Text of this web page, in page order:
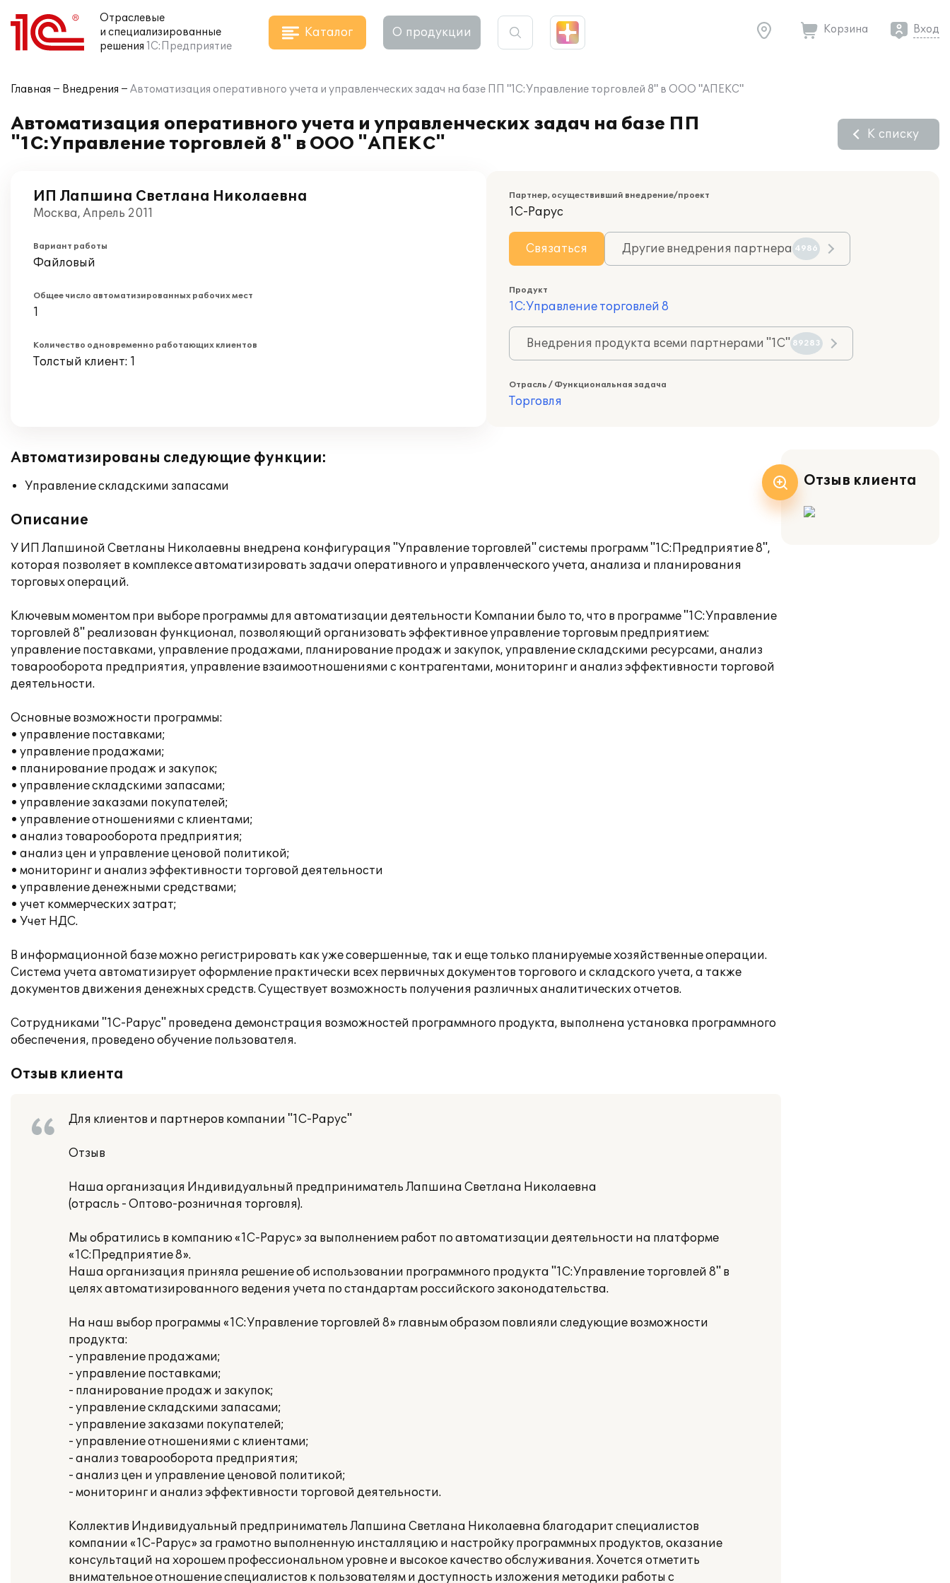
Отраслевые
и специализированные
решения 1С:Предприятие
Каталог О продукции Корзина Вход
Главная Внедрения Автоматизация оперативного учета и управленческих задач на базе ПП "1С:Управление торговлей 8" в ООО "АПЕКС"
Автоматизация оперативного учета и управленческих задач на базе ПП
"1С:Управление торговлей 8" в ООО "АПЕКС"
К списку
ИП Лапшина Светлана Николаевна
Москва, Апрель 2011
Вариант работы
Файловый
Общее число автоматизированных рабочих мест
1
Количество одновременно работающих клиентов
Толстый клиент: 1
Партнер, осуществивший внедрение/проект
1С-Рарус
Связаться Другие внедрения партнера 4986
Продукт
1С:Управление торговлей 8
Внедрения продукта всеми партнерами "1С" 89283
Отрасль / Функциональная задача
Торговля
Автоматизированы следующие функции:
Управление складскими запасами
Описание
У ИП Лапшиной Светланы Николаевны внедрена конфигурация "Управление торговлей" системы программ "1С:Предприятие 8",
которая позволяет в комплексе автоматизировать задачи оперативного и управленческого учета, анализа и планирования
торговых операций.
Ключевым моментом при выборе программы для автоматизации деятельности Компании было то, что в программе "1С:Управление
торговлей 8" реализован функционал, позволяющий организовать эффективное управление торговым предприятием:
управление поставками, управление продажами, планирование продаж и закупок, управление складскими ресурсами, анализ
товарооборота предприятия, управление взаимоотношениями с контрагентами, мониторинг и анализ эффективности торговой
деятельности.
Основные возможности программы:
• управление поставками;
• управление продажами;
• планирование продаж и закупок;
• управление складскими запасами;
• управление заказами покупателей;
• управление отношениями с клиентами;
• анализ товарооборота предприятия;
• анализ цен и управление ценовой политикой;
• мониторинг и анализ эффективности торговой деятельности
• управление денежными средствами;
• учет коммерческих затрат;
• Учет НДС.
В информационной базе можно регистрировать как уже совершенные, так и еще только планируемые хозяйственные операции.
Система учета автоматизирует оформление практически всех первичных документов торгового и складского учета, а также
документов движения денежных средств. Существует возможность получения различных аналитических отчетов.
Сотрудниками "1С-Рарус" проведена демонстрация возможностей программного продукта, выполнена установка программного
обеспечения, проведено обучение пользователя.
Отзыв клиента
Для клиентов и партнеров компании "1С-Рарус"
Отзыв
Наша организация Индивидуальный предприниматель Лапшина Светлана Николаевна
(отрасль - Оптово-розничная торговля).
Мы обратились в компанию «1С-Рарус» за выполнением работ по автоматизации деятельности на платформе
«1С:Предприятие 8».
Наша организация приняла решение об использовании программного продукта "1С:Управление торговлей 8" в
целях автоматизированного ведения учета по стандартам российского законодательства.
На наш выбор программы «1С:Управление торговлей 8» главным образом повлияли следующие возможности
продукта:
- управление продажами;
- управление поставками;
- планирование продаж и закупок;
- управление складскими запасами;
- управление заказами покупателей;
- управление отношениями с клиентами;
- анализ товарооборота предприятия;
- анализ цен и управление ценовой политикой;
- мониторинг и анализ эффективности торговой деятельности.
Коллектив Индивидуальный предприниматель Лапшина Светлана Николаевна благодарит специалистов
компании «1С-Рарус» за грамотно выполненную инсталляцию и настройку программных продуктов, оказание
консультаций на хорошем профессиональном уровне и высокое качество обслуживания. Хочется отметить
внимательное отношение специалистов к пользователям и доступность изложения методики работы с
Отзыв клиента